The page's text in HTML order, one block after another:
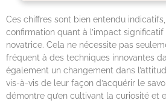
Ces chiffres sont bien entendu
confirmation quant à l’impact
novatrice. Cela ne nécessite pas
fréquent à des techniques innovantes
également un changement dans
vis-à-vis de leur façon d’acquérir le
démontre qu’en cultivant la curiosité et